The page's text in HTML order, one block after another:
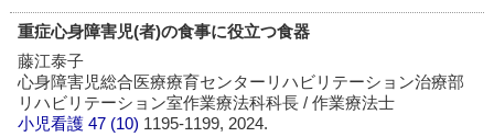
重症心身障害児(者)の食事に役立つ食器
藤江泰子
心身障害児総合医療療育センターリハビリテーション治療部
リハビリテーション室作業療法科科長 / 作業療法士
小児看護 47 (10) 1195-1199, 2024.